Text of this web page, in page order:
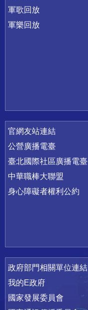
軍歌回放
軍樂回放
官網友站連結
公營廣播電臺
臺北國際社區廣播電臺
中華職棒大聯盟
身心障礙者權利公約
政府部門相關單位連結
我的E政府
國家發展委員會